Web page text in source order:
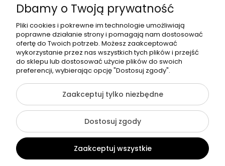
Telefon:
518358020
©2026 Wszelkie Prawa Zastrzeżone | Zrób Sobie Krem
Szablon Flex byEcommercy
Pokaż pełną wersję strony
Sklep internetowy Shoper Premium
Dbamy o Twoją prywatność
Pliki cookies i pokrewne im technologie umożliwiają
poprawne działanie strony i pomagają nam dostosować
ofertę do Twoich potrzeb. Możesz zaakceptować
wykorzystanie przez nas wszystkich tych plików i przejść
do sklepu lub dostosować użycie plików do swoich
preferencji, wybierając opcję "Dostosuj zgody".
Zaakceptuj tylko niezbędne
Dostosuj zgody
Zaakceptuj wszystkie